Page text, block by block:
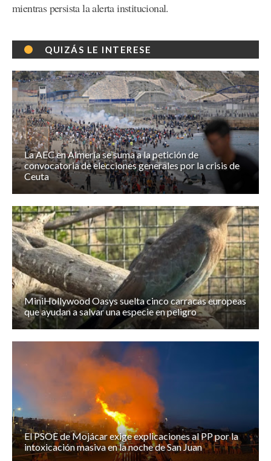
mientras persista la alerta institucional.
QUIZÁS LE INTERESE
La AEC en Almería se suma a la petición de
convocatoria de elecciones generales por la crisis de
Ceuta
MiniHollywood Oasys suelta cinco carracas europeas
que ayudan a salvar una especie en peligro
El PSOE de Mojácar exige explicaciones al PP por la
intoxicación masiva en la noche de San Juan